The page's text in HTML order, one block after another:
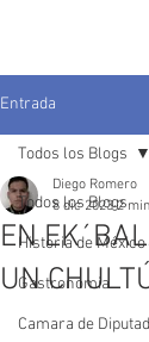
Entrada
Todos los Blogs
Historia de México
Gastronomia
Camara de
Todos los Blogs
EN
UN
Diego Romero
8 dic 2023 2